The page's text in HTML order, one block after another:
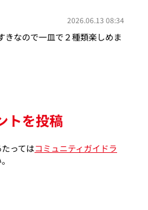
2026.06.13 08:34
きなので一皿で２種類楽しめま
トを投稿
ってはコミュニティガイドラ